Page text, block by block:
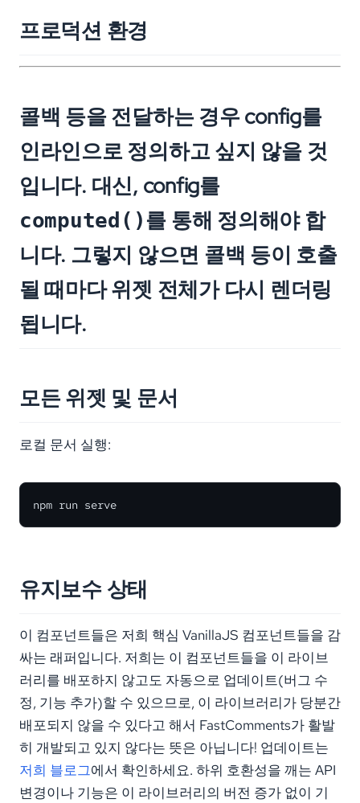
프로덕션 환경
콜백 등을 전달하는 경우 config를
인라인으로 정의하고 싶지 않을 것
입니다. 대신, config를
computed() 를 통해 정의해야 합
니다. 그렇지 않으면 콜백 등이 호출
될 때마다 위젯 전체가 다시 렌더링
됩니다.
모든 위젯 및 문서
로컬 문서 실행:
npm run serve
유지보수 상태
이 컴포넌트들은 저희 핵심 VanillaJS 컴포넌트들을 감
싸는 래퍼입니다. 저희는 이 컴포넌트들을 이 라이브
러리를 배포하지 않고도 자동으로 업데이트(버그 수
정, 기능 추가)할 수 있으므로, 이 라이브러리가 당분간
배포되지 않을 수 있다고 해서 FastComments가 활발
히 개발되고 있지 않다는 뜻은 아닙니다! 업데이트는
저희 블로그에서 확인하세요. 하위 호환성을 깨는 API
변경이나 기능은 이 라이브러리의 버전 증가 없이 기